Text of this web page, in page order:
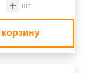
шт